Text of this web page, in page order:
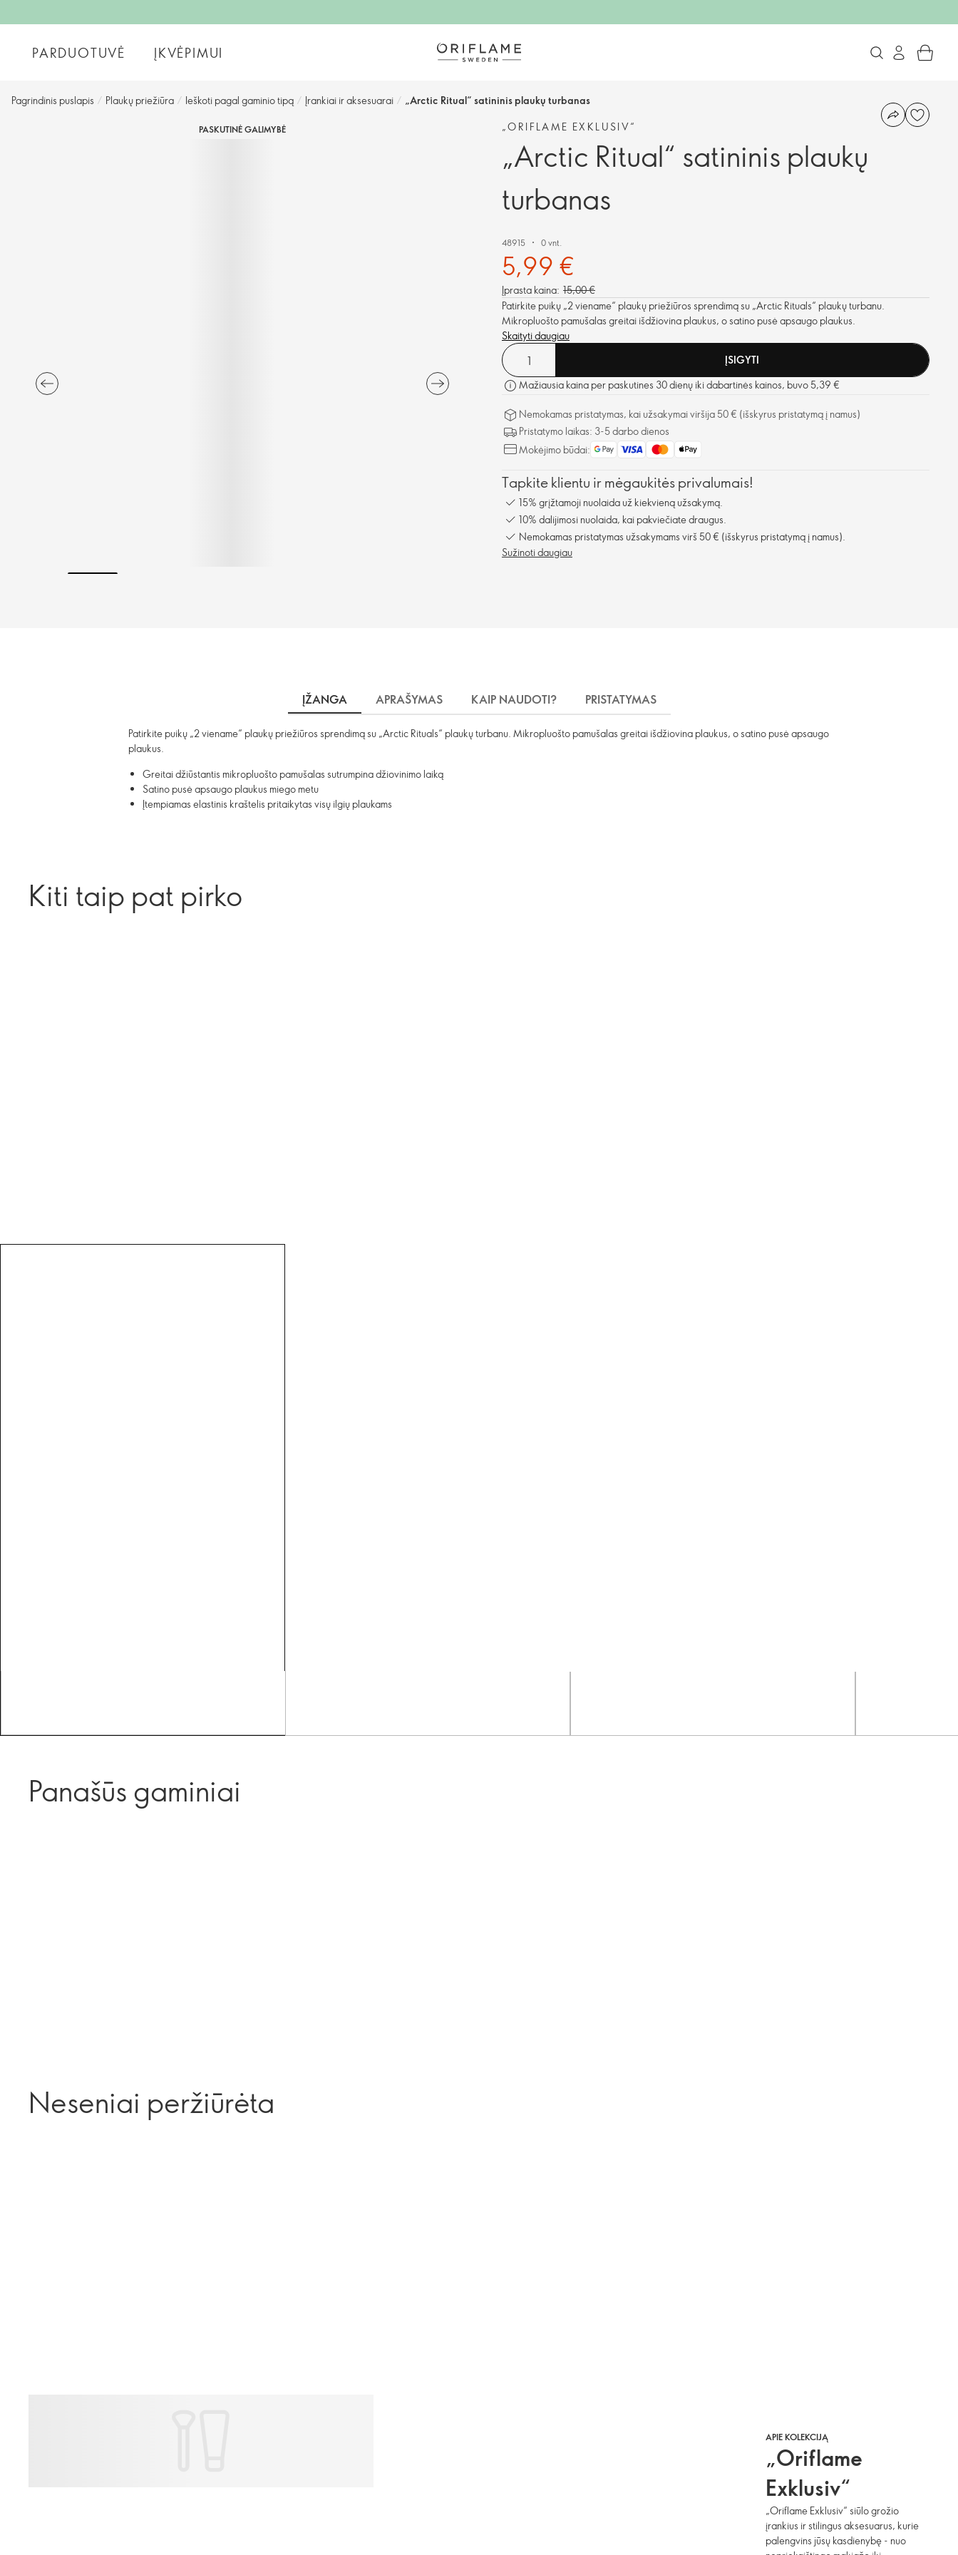
PARDUOTUVĖ ĮKVĖPIMUI
Pagrindinis puslapis / Plaukų priežiūra / Ieškoti pagal gaminio tipą / Įrankiai ir aksesuarai / „Arctic Ritual“ satininis plaukų turbanas
PASKUTINĖ GALIMYBĖ „ORIFLAME EXKLUSIV“
„Arctic Ritual“ satininis plaukų
turbanas
48915 0 vnt.
5,99 €
Įprasta kaina: 15,00 €
Patirkite puikų „2 viename“ plaukų priežiūros sprendimą su „Arctic Rituals“ plaukų turbanu.
Mikropluošto pamušalas greitai išdžiovina plaukus, o satino pusė apsaugo plaukus.
Skaityti daugiau
ĮSIGYTI
Mažiausia kaina per paskutines 30 dienų iki dabartinės kainos, buvo 5,39 €
Nemokamas pristatymas, kai užsakymai viršija 50 € (išskyrus pristatymą į namus)
Pristatymo laikas: 3-5 darbo dienos
Mokėjimo būdai:
Tapkite klientu ir mėgaukitės privalumais!
15% grįžtamoji nuolaida už kiekvieną užsakymą.
10% dalijimosi nuolaida, kai pakviečiate draugus.
Nemokamas pristatymas užsakymams virš 50 € (išskyrus pristatymą į namus).
Sužinoti daugiau
ĮŽANGA APRAŠYMAS KAIP NAUDOTI? PRISTATYMAS
Patirkite puikų „2 viename“ plaukų priežiūros sprendimą su „Arctic Rituals“ plaukų turbanu. Mikropluošto pamušalas greitai išdžiovina plaukus, o satino pusė apsaugo
plaukus.
Greitai džiūstantis mikropluošto pamušalas sutrumpina džiovinimo laiką
Satino pusė apsaugo plaukus miego metu
Įtempiamas elastinis kraštelis pritaikytas visų ilgių plaukams
Kiti taip pat pirko
Panašūs gaminiai
Neseniai peržiūrėta
APIE KOLEKCIJĄ
„Oriflame
Exklusiv“
„Oriflame Exklusiv“ siūlo grožio
įrankius ir stilingus aksesuarus, kurie
palengvins jūsų kasdienybę - nuo